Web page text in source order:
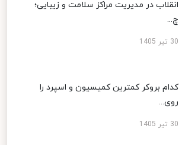
انقلاب در مدیریت مراکز سلامت و زیبایی؛
چ...
30 تیر 1405
کدام بروکر کمترین کمیسیون و اسپرد را
روی...
30 تیر 1405